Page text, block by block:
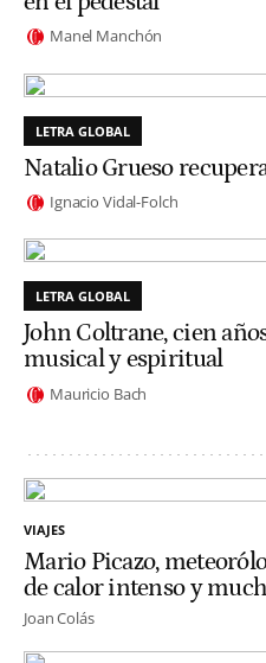
Manel Manchón
LETRA GLOBAL
Natalio Grueso
Ignacio Vidal-Folch
LETRA GLOBAL
John Coltrane, cien
musical y espiritual
Mauricio Bach
VIAJES
Mario Picazo,
de calor intenso y
Joan Colás